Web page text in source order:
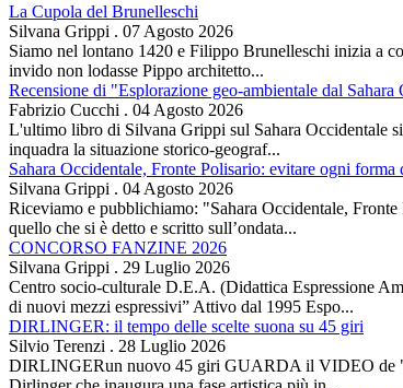
La Cupola del Brunelleschi
Silvana Grippi . 07 Agosto 2026
Siamo nel lontano 1420 e Filippo Brunelleschi inizia a
invido non lodasse Pippo architetto...
Recensione di "Esplorazione geo-ambientale dal
Fabrizio Cucchi . 04 Agosto 2026
L'ultimo libro di Silvana Grippi sul Sahara Occidentale
inquadra la situazione storico-geograf...
Sahara Occidentale, Fronte Polisario: evitare ogni forma
Silvana Grippi . 04 Agosto 2026
Riceviamo e pubblichiamo: "Sahara Occidentale,
quello che si è detto e scritto sull’ondata...
CONCORSO FANZINE 2026
Silvana Grippi . 29 Luglio 2026
Centro socio-culturale D.E.A. (Didattica Espressione
di nuovi mezzi espressivi” Attivo dal 1995 Espo...
DIRLINGER: il tempo delle scelte suona su 45 giri
Silvio Terenzi . 28 Luglio 2026
DIRLINGERun nuovo 45 giri GUARDA il VIDEO de